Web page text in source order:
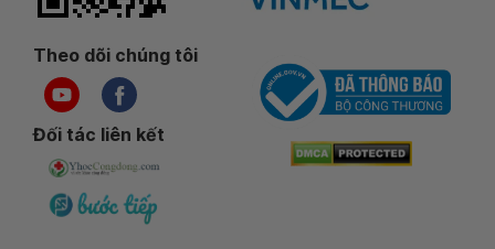
Theo dõi chúng tôi
Đối tác liên kết